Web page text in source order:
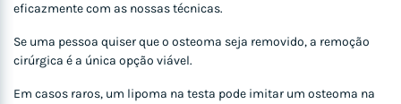
eficazmente com as nossas técnicas.
Se uma pessoa quiser que o osteoma seja removido, a remoção
cirúrgica é a única opção viável.
Em casos raros, um lipoma na testa pode imitar um osteoma na